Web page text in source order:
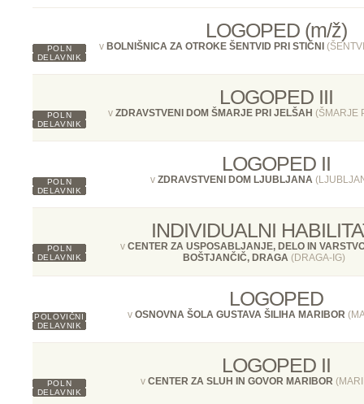
LOGOPED (m/ž)
POLN
DELAVNIK
v BOLNIŠNICA ZA OTROKE ŠENTVID PRI STIČNI
LOGOPED III
POLN
DELAVNIK
v ZDRAVSTVENI DOM ŠMARJE PRI JELŠAH (ŠMARJE
LOGOPED II
POLN
DELAVNIK
v ZDRAVSTVENI DOM LJUBLJANA
INDIVIDUALNI
POLN
DELAVNIK
v CENTER ZA USPOSABLJANJE, DELO IN
BOŠTJANČIČ, DRAGA(DRAGA-IG)
LOGOPED
POLOVIČNI
DELAVNIK
v OSNOVNA ŠOLA GUSTAVA ŠILIHA MARIBOR
LOGOPED II
POLN
DELAVNIK
v CENTER ZA SLUH IN GOVOR MARIBOR